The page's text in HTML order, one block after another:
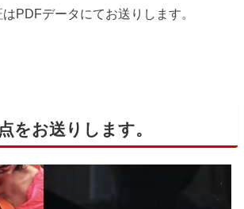
PDFデータにてお送りします。
をお送りします。